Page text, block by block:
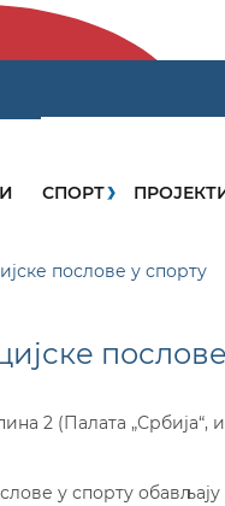
СПОРТ
послове у спорту
2 (Палата „Србија“,
у спорту